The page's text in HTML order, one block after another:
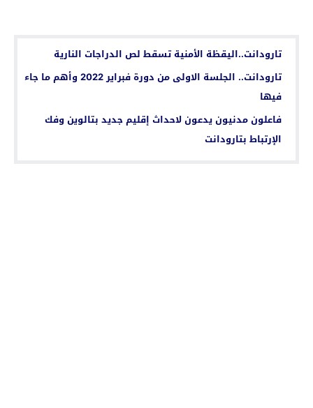
تارودانت..اليقظة الأمنية تسقط لص الدراجات النارية
تارودانت.. الجلسة الاولى من دورة فبراير 2022 وأهم ما جاء
فيها
فاعلون مدنيون يدعون لاحداث إقليم جديد بتالوين وفك
الإرتباط بتارودانت